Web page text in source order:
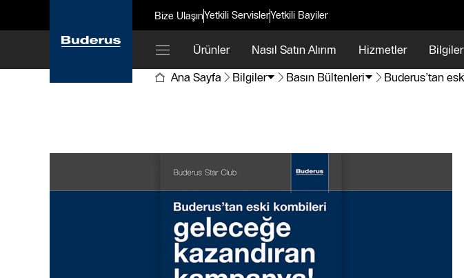
Bize UlaşınYetkili ServislerYetkili Bayiler
Ürünler Nasıl Satın Alırım Hizmetler Bilgiler
Ana Sayfa
Bilgiler Basın Bültenleri Buderus’tan